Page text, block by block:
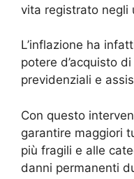
vita registrato negli
L’inflazione ha
potere d’acquisto
previdenziali e
Con questo
garantire maggiori
più fragili e alle
danni permanenti